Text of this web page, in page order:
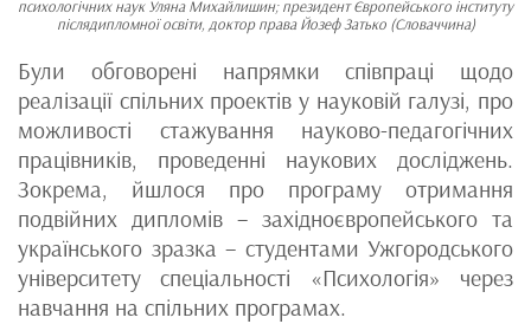
психологічних наук Уляна Михайлишин; президент Європейського інституту
післядипломної освіти, доктор права Йозеф Затько (Словаччина)
Були обговорені напрямки співпраці щодо
реалізації спільних проектів у науковій галузі, про
можливості стажування науково-педагогічних
працівників, проведенні наукових досліджень.
Зокрема, йшлося про програму отримання
подвійних дипломів – західноєвропейського та
українського зразка – студентами Ужгородського
університету спеціальності «Психологія» через
навчання на спільних програмах.